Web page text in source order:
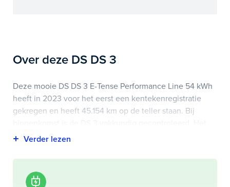
Over deze DS DS 3
Deze mooie DS DS 3 E-Tense Performance Line 54 kWh
heeft in 2023 voor het eerst een kentekenregistratie
gekregen en heeft 45.154 km op de teller staan. Bij
voertuigrapport is op deze pagina bij onderhoud en
Highlights van deze DS zijn onder andere alcantara